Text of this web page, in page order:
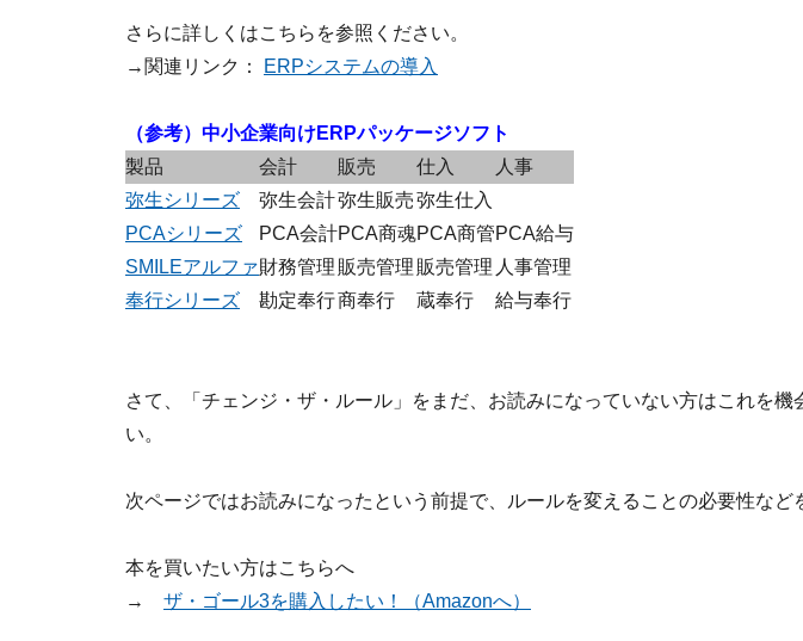
さらに詳しくはこちらを参照ください。
→関連リンク：
ERPシステムの導入
（参考）中小企業向けERPパッケージソフト
製品
会計 販売 仕入
人事
弥生シリーズ
弥生会計弥生販売弥生仕入
PCAシリーズ
PCA会計PCA商魂PCA商管PCA給与
SMILEアルファ財務管理 販売管理 販売管理 人事管理
奉行シリーズ
勘定奉行商奉行 蔵奉行 給与奉行
さて、「チェンジ・ザ・ルール」をまだ、お読みになっていない方はこれを機
い。
次ページではお読みになったという前提で、ルールを変えることの必要性など
本を買いたい方はこちらへ
→ ザ・ゴール3を購入したい！（Amazonへ）